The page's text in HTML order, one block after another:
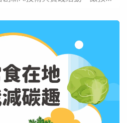
材教育，從行動挑戰到成果分
創造者，學會吃得健康、學得
食新能量！ 飲食夢想實踐紀
前的數據練習：...